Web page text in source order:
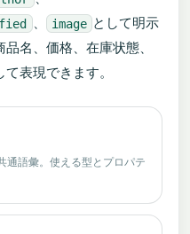
、 image として明示
名、価格、在庫状態、
表現できます。
通語彙。使える型とプロパテ